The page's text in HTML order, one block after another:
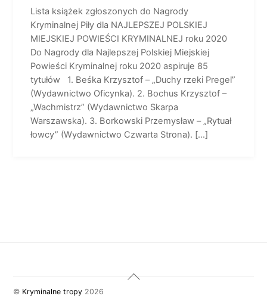
Lista książek zgłoszonych do Nagrody
Kryminalnej Piły dla NAJLEPSZEJ POLSKIEJ
MIEJSKIEJ POWIEŚCI KRYMINALNEJ roku 2020
Do Nagrody dla Najlepszej Polskiej Miejskiej
Powieści Kryminalnej roku 2020 aspiruje 85
tytułów 1. Beśka Krzysztof – „Duchy rzeki Pregel”
(Wydawnictwo Oficynka). 2. Bochus Krzysztof –
„Wachmistrz” (Wydawnictwo Skarpa
Warszawska). 3. Borkowski Przemysław – „Rytuał
łowcy” (Wydawnictwo Czwarta Strona). […]
Back
© Kryminalne tropy 2026